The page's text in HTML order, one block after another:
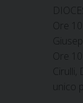
Ore
Ore
unico